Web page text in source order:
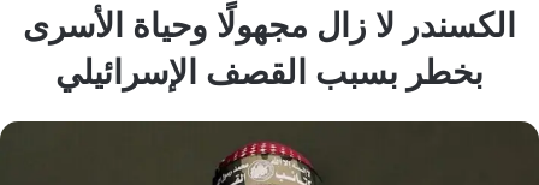
الكسندر لا زال مجهولًا وحياة الأسرى
بخطر بسبب القصف الإسرائيلي